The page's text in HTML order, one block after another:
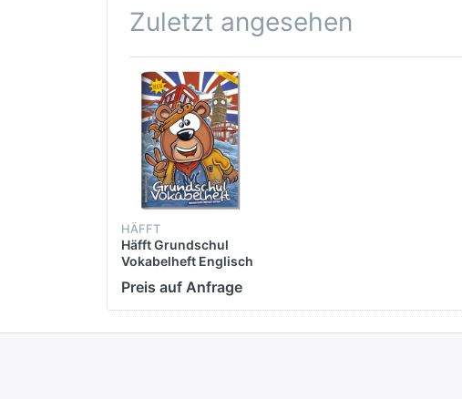
Zuletzt angesehen
HÄFFT
Häfft Grundschul
Vokabelheft Englisch
Preis auf Anfrage